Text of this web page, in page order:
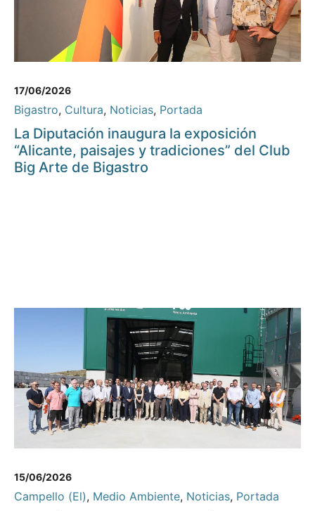
17/06/2026
Bigastro, Cultura, Noticias, Portada
La Diputación inaugura la exposición
“Alicante, paisajes y tradiciones” del Club
Big Arte de Bigastro
15/06/2026
Campello (El), Medio Ambiente, Noticias, Portada